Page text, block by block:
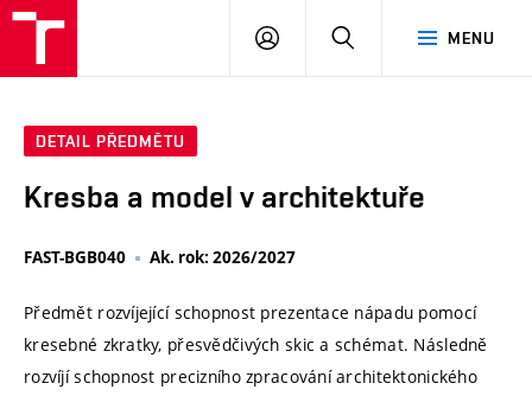
MENU
PŘIHLÁSIT
DETAIL PŘEDMĚTU
Kresba a model v architektuře
FAST-BGB040 Ak. rok: 2026/2027
Předmět rozvíjející schopnost prezentace nápadu pomocí
kresebné zkratky, přesvědčivých skic a schémat. Následně
rozvíjí schopnost precizního zpracování architektonického